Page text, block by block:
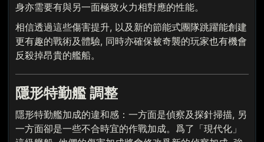
身亦需要有與另一面極致火力相對應的性能。
相信透過這些傷害提升, 以及新的節能式團隊跳躍能創建
更有趣的戰術及體驗, 同時亦確保被奇襲的玩家也有機會
反殺掉昂貴的艦船。
隱形特勤艦 調整
隱形特勤艦加成的違和感：一方面是偵察及探針掃描, 另
一方面卻是一些不合時宜的作戰加成。爲了「現代化」